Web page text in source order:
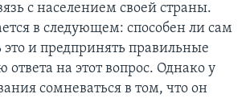
с населением своей страны.
в следующем: способен ли сам
это и предпринять правильные
на этот вопрос. Однако у
сомневаться в том, что он